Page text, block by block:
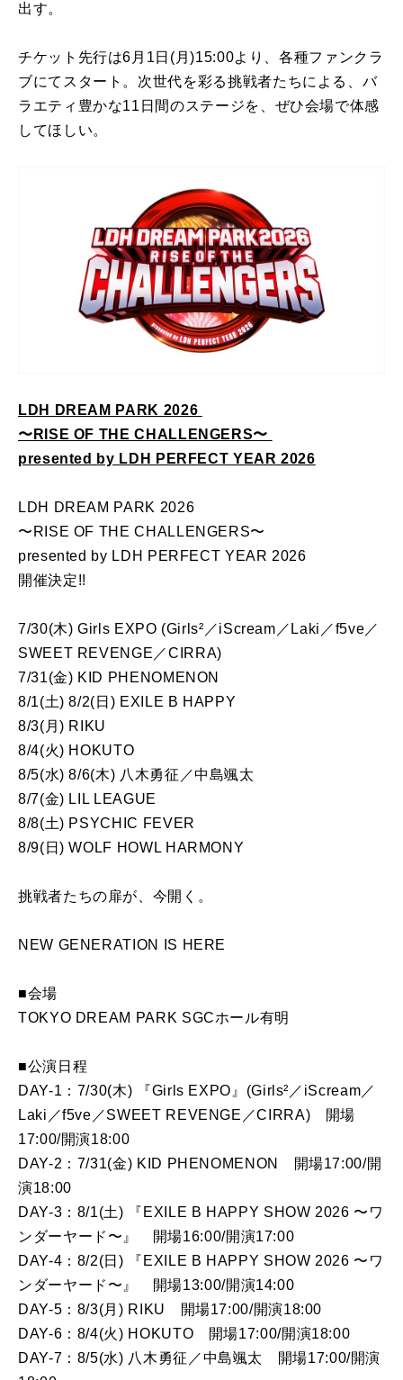
出す。
チケット先行は6月1日(月)15:00より、各種ファンクラ
ブにてスタート。次世代を彩る挑戦者たちによる、バ
ラエティ豊かな11日間のステージを、ぜひ会場で体感
してほしい。
LDH DREAM PARK 2026
〜RISE OF THE CHALLENGERS〜
presented by LDH PERFECT YEAR 2026
LDH DREAM PARK 2026
〜RISE OF THE CHALLENGERS〜
presented by LDH PERFECT YEAR 2026
開催決定!!
7/30(木) Girls EXPO (Girls²／iScream／Laki／f5ve／
SWEET REVENGE／CIRRA)
7/31(金) KID PHENOMENON
8/1(土) 8/2(日) EXILE B HAPPY
8/3(月) RIKU
8/4(火) HOKUTO
8/5(水) 8/6(木) 八木勇征／中島颯太
8/7(金) LIL LEAGUE
8/8(土) PSYCHIC FEVER
8/9(日) WOLF HOWL HARMONY
挑戦者たちの扉が、今開く。
NEW GENERATION IS HERE
■会場
TOKYO DREAM PARK SGCホール有明
■公演日程
DAY-1：7/30(木) 『Girls EXPO』(Girls²／iScream／
Laki／f5ve／SWEET REVENGE／CIRRA) 開場
17:00/開演18:00
DAY-2：7/31(金) KID PHENOMENON 開場17:00/開
演18:00
DAY-3：8/1(土) 『EXILE B HAPPY SHOW 2026 〜ワ
ンダーヤード〜』 開場16:00/開演17:00
DAY-4：8/2(日) 『EXILE B HAPPY SHOW 2026 〜ワ
ンダーヤード〜』 開場13:00/開演14:00
DAY-5：8/3(月) RIKU 開場17:00/開演18:00
DAY-6：8/4(火) HOKUTO 開場17:00/開演18:00
DAY-7：8/5(水) 八木勇征／中島颯太 開場17:00/開演